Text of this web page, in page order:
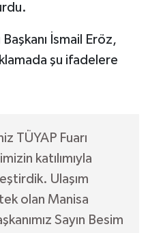
İsmail Eröz,
şu ifadelere
TÜYAP Fuarı
katılımıyla
Ulaşım
olan Manisa
Sayın Besim